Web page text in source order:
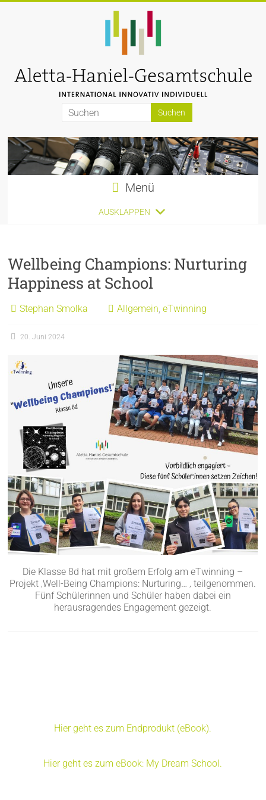
Aletta-
Haniel-
Gesamtschule
Menü
AUSKLAPPEN
Wellbeing Champions: Nurturing
Happiness at School
Stephan Smolka Allgemein,eTwinning
20. Juni 2024
Die Klasse 8d hat mit großem Erfolg am eTwinning –
Projekt ‚Well-Being Champions: Nurturing… ‚ teilgenommen.
Fünf Schülerinnen und Schüler haben dabei ein
herausragendes Engagement gezeigt.
Hier geht es zum Endprodukt (eBook).
Hier geht es zum eBook: My Dream School.